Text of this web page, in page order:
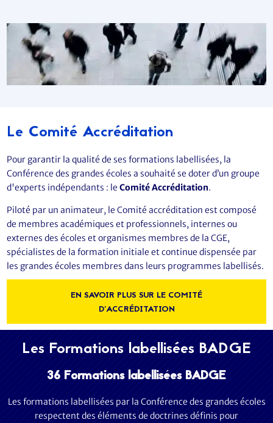
Le Comité Accréditation
Pour garantir la qualité de ses formations labellisées, la
Conférence des grandes écoles a souhaité se doter d’un groupe
d'experts indépendants : leComité Accréditation.
Piloté par un animateur, le Comité accréditation est composé
de membres académiques et professionnels, internes ou
externes des écoles et organismes membres de la CGE,
spécialistes de la formation initiale et continue dispensée par
les grandes écoles membres dans leurs programmes labellisés.
EN SAVOIR PLUS SUR LE COMITÉ
D'ACCRÉDITATION
Les Formations labellisées BADGE
36 Formations labellisées BADGE
Les formations labellisées par la Conférence des grandes écoles
respectent des éléments de doctrines définis pour